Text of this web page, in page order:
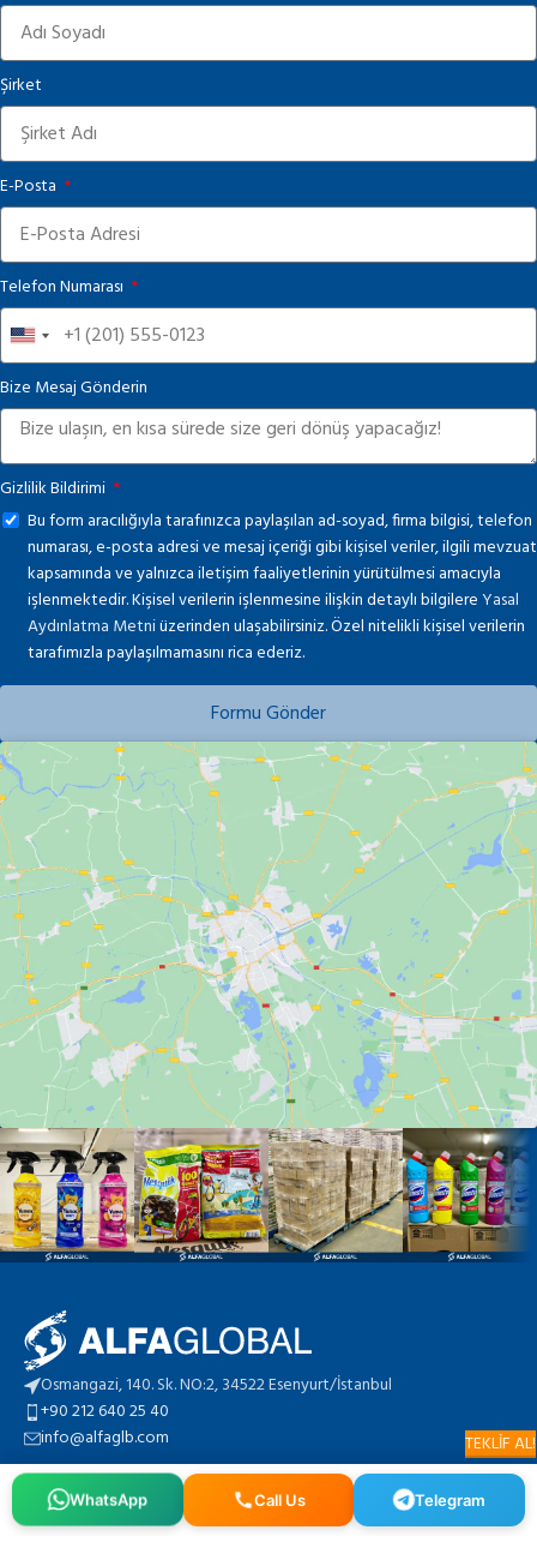
Şirket
E-Posta
Telefon Numarası
United
States
+1
Bize Mesaj Gönderin
Gizlilik Bildirimi
Bu form aracılığıyla tarafınızca paylaşılan ad-soyad, firma bilgisi, telefon
numarası, e-posta adresi ve mesaj içeriği gibi kişisel veriler, ilgili mevzuat
kapsamında ve yalnızca iletişim faaliyetlerinin yürütülmesi amacıyla
işlenmektedir. Kişisel verilerin işlenmesine ilişkin detaylı bilgilereYasal
Aydınlatma Metniüzerinden ulaşabilirsiniz. Özel nitelikli kişisel verilerin
tarafımızla paylaşılmamasını rica ederiz.
Formu Gönder
Osmangazi, 140. Sk. NO:2, 34522 Esenyurt/İstanbul
+90 212 640 25 40
info@alfaglb.com
WhatsApp Call Us Telegram
TEKLİF AL!